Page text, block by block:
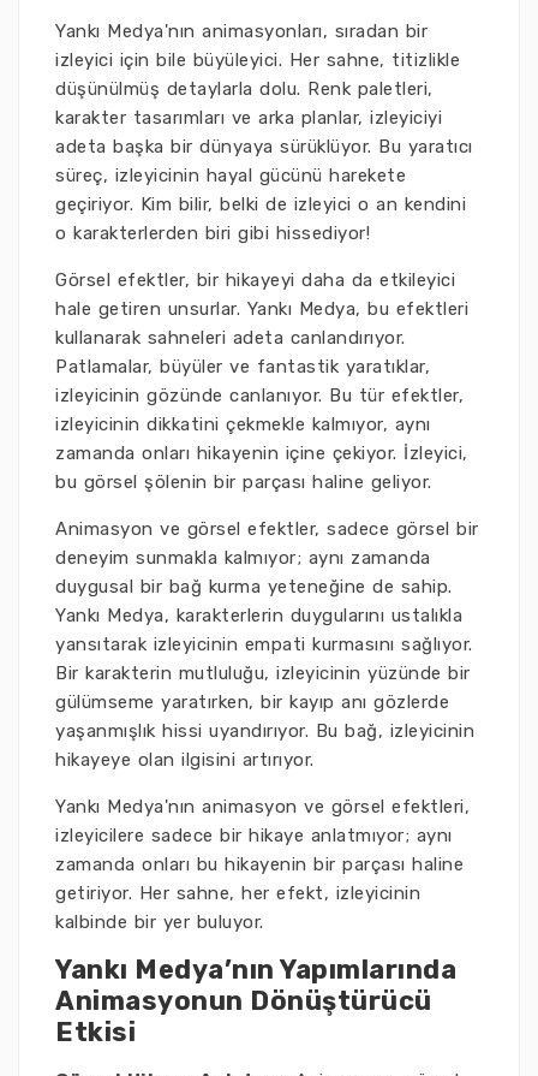
Yankı Medya'nın animasyonları, sıradan bir
izleyici için bile büyüleyici. Her sahne, titizlikle
düşünülmüş detaylarla dolu. Renk paletleri,
karakter tasarımları ve arka planlar, izleyiciyi
adeta başka bir dünyaya sürüklüyor. Bu yaratıcı
süreç, izleyicinin hayal gücünü harekete
geçiriyor. Kim bilir, belki de izleyici o an kendini
o karakterlerden biri gibi hissediyor!
Görsel efektler, bir hikayeyi daha da etkileyici
hale getiren unsurlar. Yankı Medya, bu efektleri
kullanarak sahneleri adeta canlandırıyor.
Patlamalar, büyüler ve fantastik yaratıklar,
izleyicinin gözünde canlanıyor. Bu tür efektler,
izleyicinin dikkatini çekmekle kalmıyor, aynı
zamanda onları hikayenin içine çekiyor. İzleyici,
bu görsel şölenin bir parçası haline geliyor.
Animasyon ve görsel efektler, sadece görsel bir
deneyim sunmakla kalmıyor; aynı zamanda
duygusal bir bağ kurma yeteneğine de sahip.
Yankı Medya, karakterlerin duygularını ustalıkla
yansıtarak izleyicinin empati kurmasını sağlıyor.
Bir karakterin mutluluğu, izleyicinin yüzünde bir
gülümseme yaratırken, bir kayıp anı gözlerde
yaşanmışlık hissi uyandırıyor. Bu bağ, izleyicinin
hikayeye olan ilgisini artırıyor.
Yankı Medya'nın animasyon ve görsel efektleri,
izleyicilere sadece bir hikaye anlatmıyor; aynı
zamanda onları bu hikayenin bir parçası haline
getiriyor. Her sahne, her efekt, izleyicinin
kalbinde bir yer buluyor.
Yankı Medya’nın Yapımlarında
Animasyonun Dönüştürücü
Etkisi